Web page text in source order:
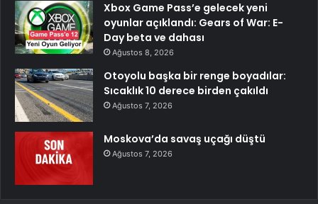
Xbox Game Pass’e gelecek yeni
oyunlar açıklandı: Gears of War: E-
Day beta ve dahası
Ağustos 8, 2026
Otoyolu başka bir renge boyadılar:
Sıcaklık 10 derece birden çakıldı
Ağustos 7, 2026
Moskova’da savaş uçağı düştü
Ağustos 7, 2026